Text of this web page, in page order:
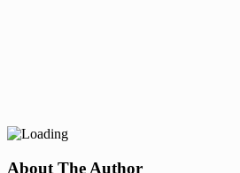
About The Author